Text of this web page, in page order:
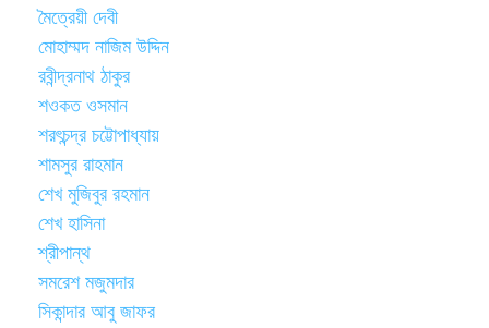
মৈত্রেয়ী দেবী
মোহাম্মদ নাজিম উদ্দিন
রবীন্দ্রনাথ ঠাকুর
শওকত ওসমান
শরৎচন্দ্র চট্টোপাধ্যায়
শামসুর রাহমান
শেখ মুজিবুর রহমান
শেখ হাসিনা
শ্রীপান্থ
সমরেশ মজুমদার
সিকান্দার আবু জাফর